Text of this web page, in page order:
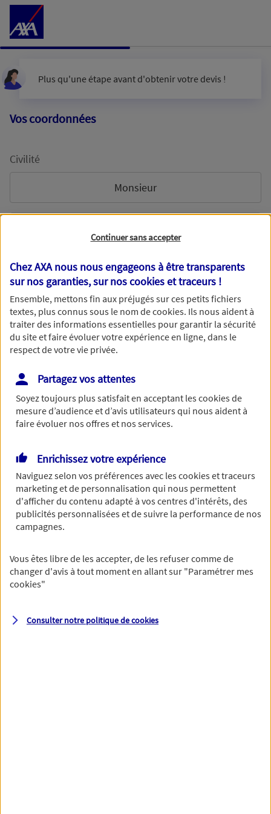
Accéder au Contenu
Plus qu'une étape avant d'obtenir votre devis !
Vos coordonnées
Civilité
Monsieur
Nom
Prénom
Date de Naissance
Numéro de téléphone
accompagner dans les prochaines étapes de votre souscription.
Continuer sans accepter
Chez AXA nous nous engageons à être transparents
sur nos garanties, sur noscookies et traceurs !
Ensemble, mettons fin aux préjugés sur ces petits fichiers
textes, plus connus sous le nom decookies. Ils nous aident à
traiter des informations essentielles pour garantir la sécurité
du site et faire évoluer votre expérience en ligne, dans le
respect de votre vie privée.
Partagez vos attentes
Soyez toujours plus satisfait en acceptant lescookiesde
mesure d’audience et d’avis utilisateurs qui nous aident à
faire évoluer nos offres et nos services.
Enrichissez votre expérience
Naviguez selon vos préférences avec lescookies et traceurs
marketing et de personnalisation qui nous permettent
d'afficher du contenu adapté à vos centres d'intérêts, des
publicités personnalisées et de suivre la performance de nos
campagnes.
Vous êtes libre de les accepter, de les refuser comme de
changer d'avis à tout moment en allant sur "Paramétrer mes
cookies"
Consulter notre politique decookies